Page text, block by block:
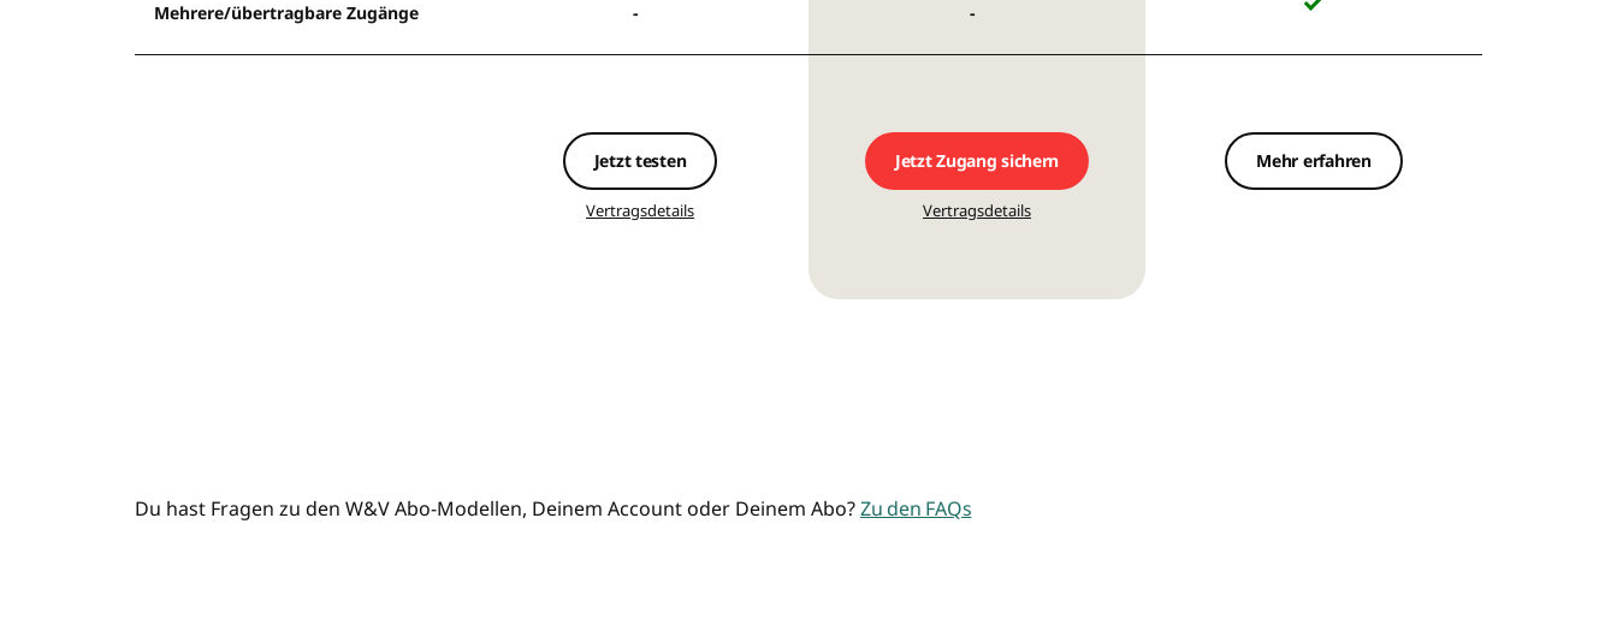
Mehrere/übertragbare Zugänge
Jetzt testen
Vertragsdetails
Jetzt Zugang sichern
Vertragsdetails
Mehr erfahren
Du hast Fragen zu den W&V Abo-Modellen, Deinem Account oder Deinem Abo?Zu den FAQs